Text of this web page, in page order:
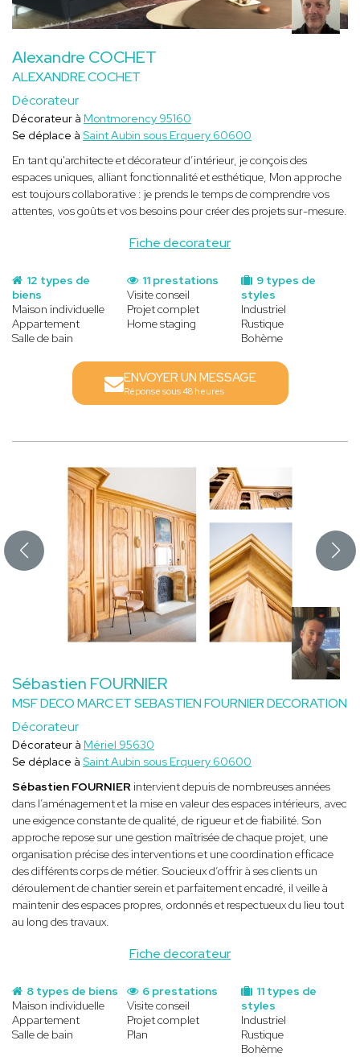
Alexandre COCHET
ALEXANDRE COCHET
Décorateur
Fiche decorateur
Décorateur à Montmorency 95160
Se déplace à Saint Aubin sous Erquery 60600
En tant qu'architecte et décorateur d’intérieur, je conçois des
espaces uniques, alliant fonctionnalité et esthétique, Mon approche
est toujours collaborative : je prends le temps de comprendre vos
attentes, vos goûts et vos besoins pour créer des projets sur-mesure.
12 types de
biens
Maison individuelle
Appartement
Salle de bain
9 types de
styles
Industriel
Rustique
Bohème
11 prestations
Visite conseil
Projet complet
Home staging
ENVOYER UN MESSAGE
Réponse sous 48 heures
Sébastien FOURNIER
MSF DECO MARC ET SEBASTIEN FOURNIER DECORATION
Décorateur
Fiche decorateur
Décorateur à Mériel 95630
Se déplace à Saint Aubin sous Erquery 60600
Sébastien FOURNIER intervient depuis de nombreuses années
dans l’aménagement et la mise en valeur des espaces intérieurs, avec
une exigence constante de qualité, de rigueur et de fiabilité. Son
approche repose sur une gestion maîtrisée de chaque projet, une
organisation précise des interventions et une coordination efficace
des différents corps de métier. Soucieux d’offrir à ses clients un
déroulement de chantier serein et parfaitement encadré, il veille à
maintenir des espaces propres, ordonnés et respectueux du lieu tout
au long des travaux.
8 types de biens
Maison individuelle
Appartement
Salle de bain
11 types de
styles
Industriel
Rustique
Bohème
6 prestations
Visite conseil
Projet complet
Plan